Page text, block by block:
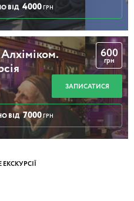
ВІД 4000 ГРН
600
грн
ЗАПИСАТИСЯ
ВІД 7000 ГРН
ЕКСКУРСІЇ